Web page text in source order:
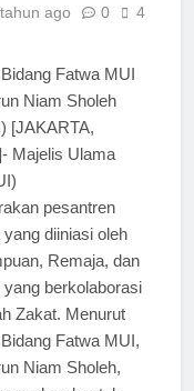
ago 0
4
Fatwa MUI
Niam Sholeh
[JAKARTA,
Majelis Ulama
pesantren
diiniasi oleh
Remaja, dan
berkolaborasi
Zakat. Menurut
Fatwa MUI,
Niam Sholeh,